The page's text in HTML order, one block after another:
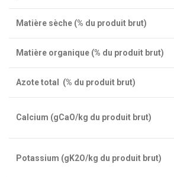
Matière sèche (% du produit brut)
Matière organique (% du produit brut)
Azote total (% du produit brut)
Calcium (gCaO/kg du produit brut)
Potassium (gK2O/kg du produit brut)